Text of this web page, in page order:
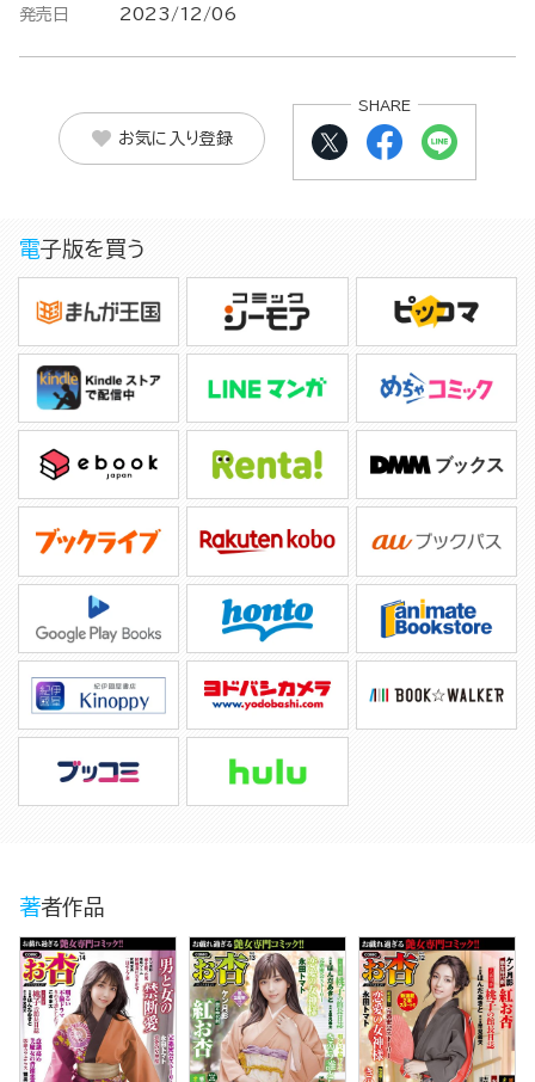
発売日 2023/12/06
お気に入り登録
SHARE
電子版を買う
著者作品